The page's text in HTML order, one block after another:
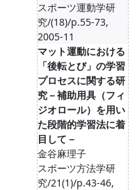
スポーツ運動学研
究/(18)/p.55-73,
2005-11
マット運動における
「後転とび」の学習
プロセスに関する研
究－補助用具（フィ
ジオロール）を用い
た段階的学習法に着
目して－
金谷麻理子
スポーツ方法学研
究/21(1)/p.43-46,